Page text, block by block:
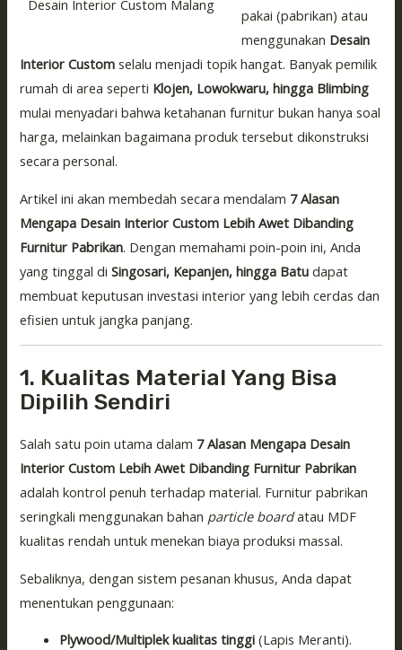
Desain Interior Custom Malang
pakai (pabrikan) atau
menggunakan Desain
Interior Custom selalu menjadi topik hangat. Banyak pemilik
rumah di area seperti Klojen, Lowokwaru, hingga Blimbing
mulai menyadari bahwa ketahanan furnitur bukan hanya soal
harga, melainkan bagaimana produk tersebut dikonstruksi
secara personal.
Artikel ini akan membedah secara mendalam 7 Alasan
Mengapa Desain Interior Custom Lebih Awet Dibanding
Furnitur Pabrikan. Dengan memahami poin-poin ini, Anda
yang tinggal diSingosari, Kepanjen, hingga Batu dapat
membuat keputusan investasi interior yang lebih cerdas dan
efisien untuk jangka panjang.
1. Kualitas Material Yang Bisa
Dipilih Sendiri
Salah satu poin utama dalam 7 Alasan Mengapa Desain
Interior Custom Lebih Awet Dibanding Furnitur Pabrikan
adalah kontrol penuh terhadap material. Furnitur pabrikan
seringkali menggunakan bahan particle boardatau MDF
kualitas rendah untuk menekan biaya produksi massal.
Sebaliknya, dengan sistem pesanan khusus, Anda dapat
menentukan penggunaan:
Plywood/Multiplek kualitas tinggi (Lapis Meranti).